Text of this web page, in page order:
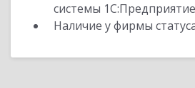
системы
Наличие у фирмы